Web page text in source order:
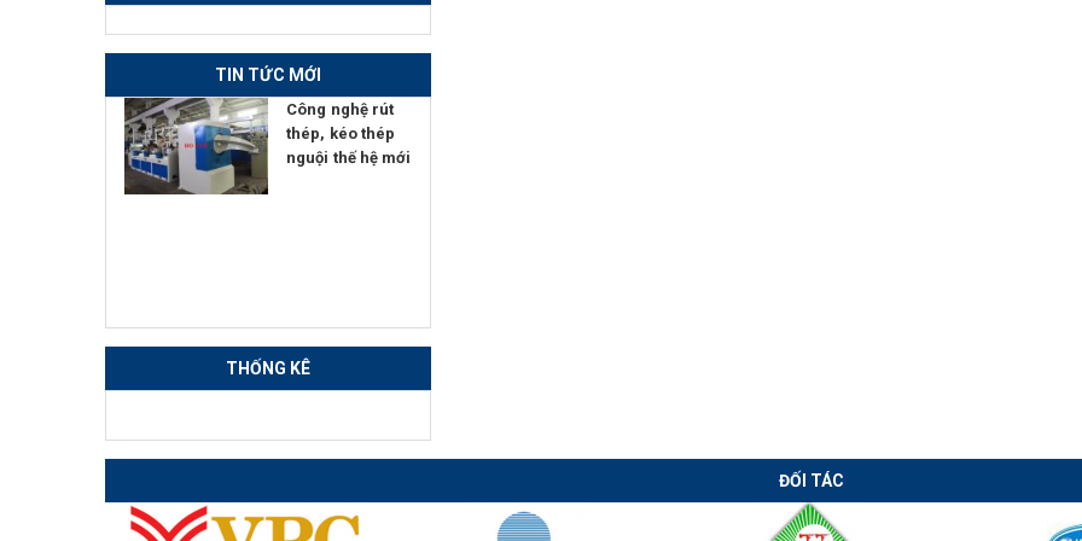
TIN TỨC MỚI
Công nghệ rút
thép, kéo thép
nguội thế hệ mới
THỐNG KÊ
ĐỐI TÁC